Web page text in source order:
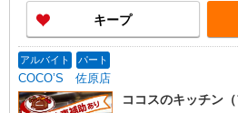
キープ
アルバイト パート
COCO’S 佐原店
ココスのキッチン